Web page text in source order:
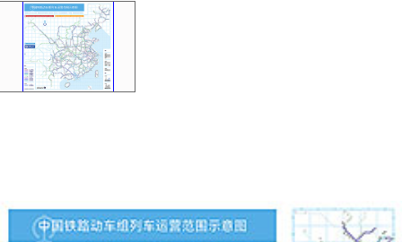
主页 动车组运行线路 干线高速铁路